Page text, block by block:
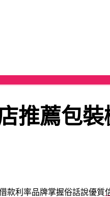
推薦包裝
款利率品牌掌握俗話說優質